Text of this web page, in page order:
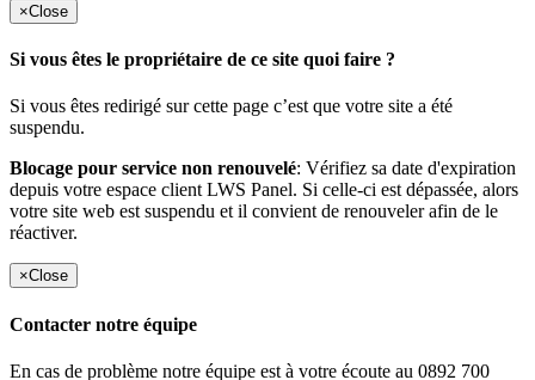
×Close
Si vous êtes le propriétaire de ce site quoi faire ?
Si vous êtes redirigé sur cette page c’est que votre site a été
suspendu.
Blocage pour service non renouvelé: Vérifiez sa date d'expiration
depuis votre espace client LWS Panel. Si celle-ci est dépassée, alors
votre site web est suspendu et il convient de renouveler afin de le
réactiver.
×Close
Contacter notre équipe
En cas de problème notre équipe est à votre écoute au 0892 700